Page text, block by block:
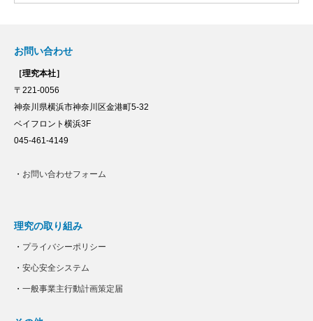
お問い合わせ
［理究本社］
〒221-0056
神奈川県横浜市神奈川区金港町5-32
ベイフロント横浜3F
045-461-4149
・ お問い合わせフォーム
理究の取り組み
・ プライバシーポリシー
・ 安心安全システム
・ 一般事業主行動計画策定届